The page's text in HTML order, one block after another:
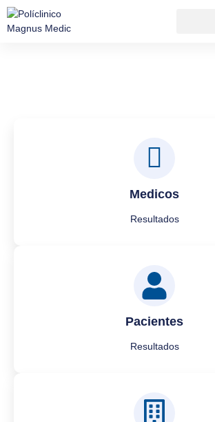
Medicos
Resultados
Pacientes
Resultados